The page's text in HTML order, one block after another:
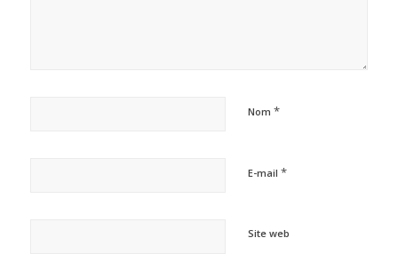
Nom *
E-mail *
Site web